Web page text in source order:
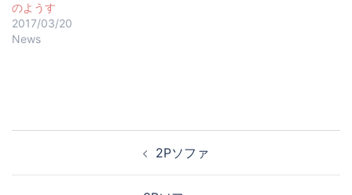
のようす
2017/03/20
News
2Pソファ